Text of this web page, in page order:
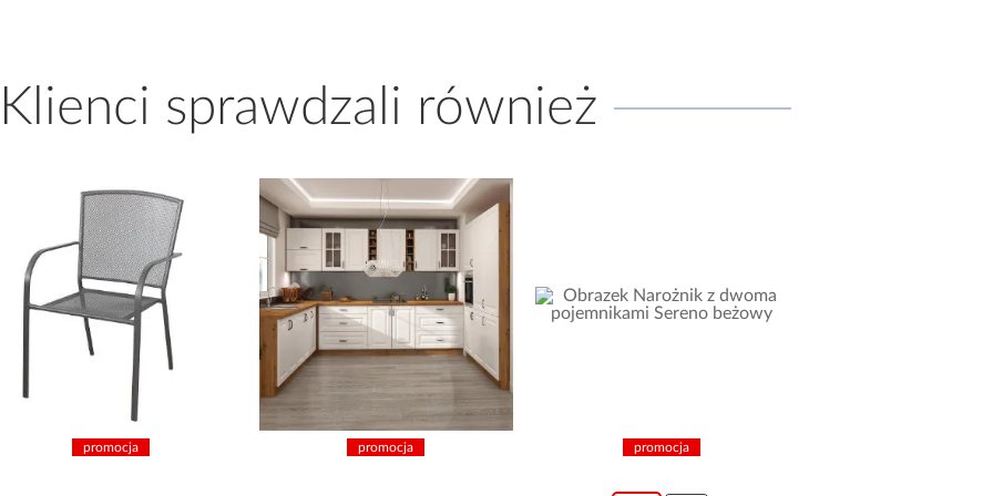
sprawdzali również
promocja promocja promocja